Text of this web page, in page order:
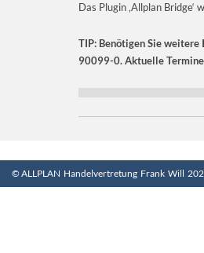
Das Plugin ‚Allplan Bridge‘
TIP: Benötigen Sie weitere
90099-0. Aktuelle
© ALLPLAN Handelvertretung Frank Will